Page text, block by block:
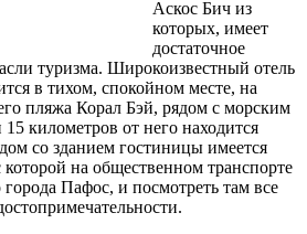
Аскос Бич из
которых, имеет
достаточное
туризма. Широкоизвестный отель
в тихом, спокойном месте, на
пляжа Корал Бэй, рядом с морским
километров от него находится
со зданием гостиницы имеется
которой на общественном транспорте
Пафос, и посмотреть там все